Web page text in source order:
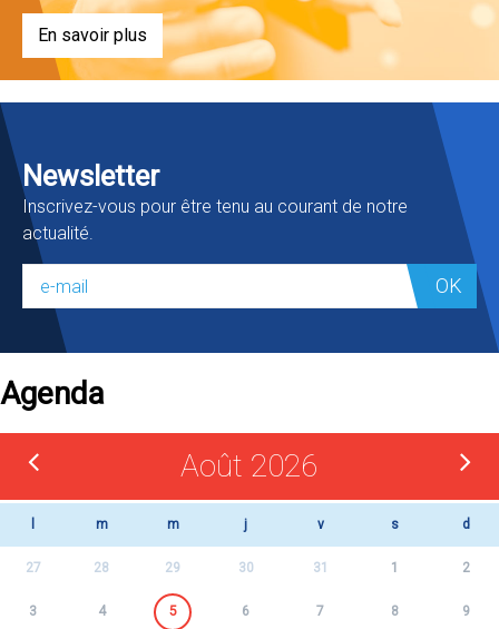
En savoir plus
Newsletter
Inscrivez-vous pour être tenu au courant de notre
actualité.
OK
Agenda
Août 2026
m m j v s d
27 28 29 30 31 1 2
3 4 5 6 7 8 9